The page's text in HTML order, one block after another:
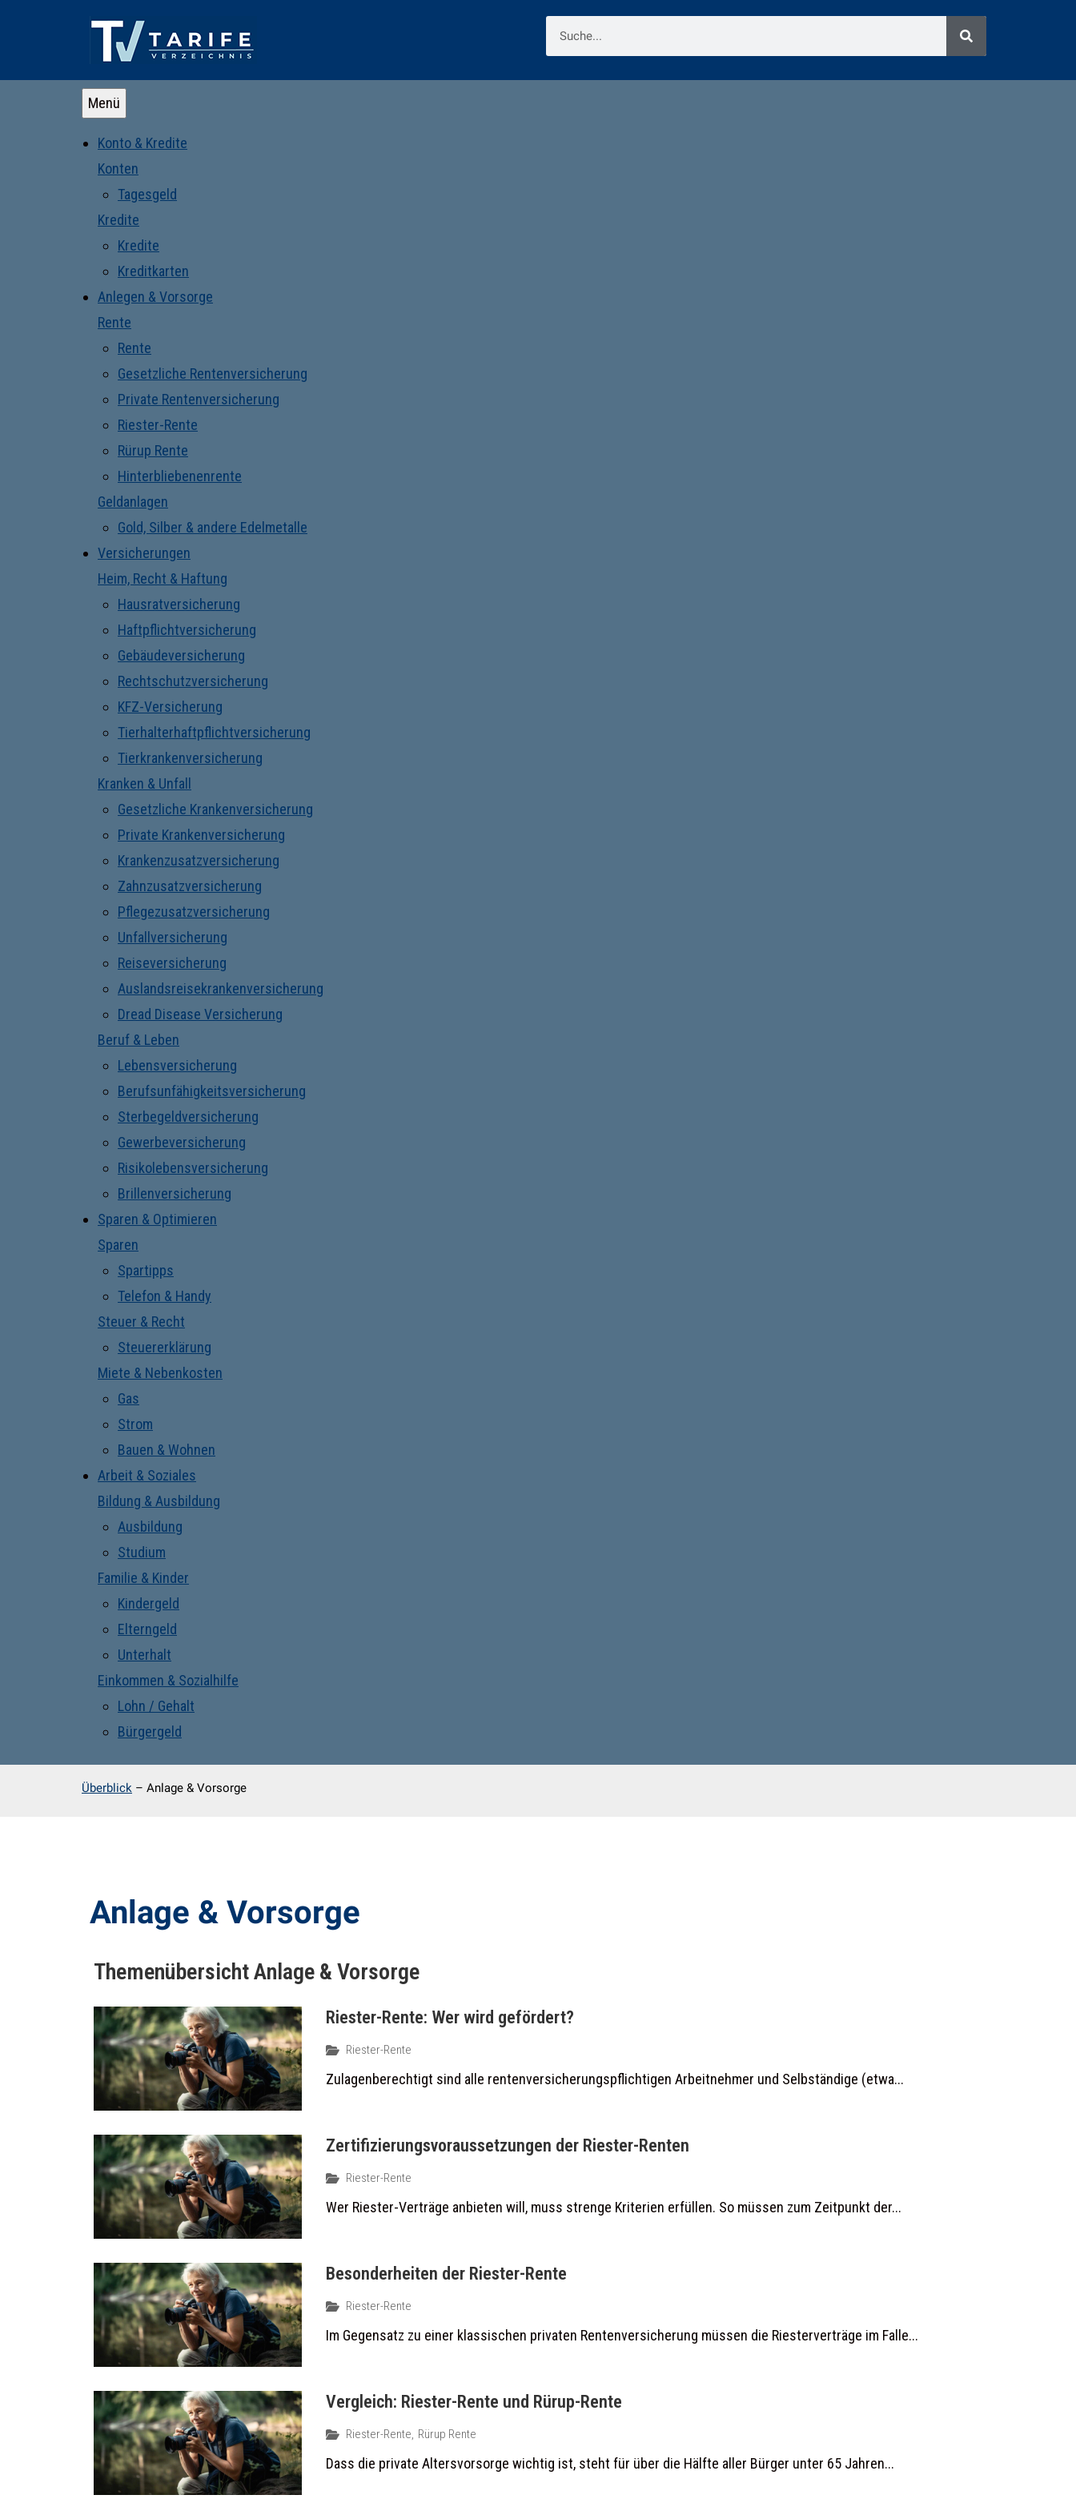
Menü
Konto & Kredite
Konten
Tagesgeld
Kredite
Kredite
Kreditkarten
Anlegen & Vorsorge
Rente
Rente
Gesetzliche Rentenversicherung
Private Rentenversicherung
Riester-Rente
Rürup Rente
Hinterbliebenenrente
Geldanlagen
Gold, Silber & andere Edelmetalle
Versicherungen
Heim, Recht & Haftung
Hausratversicherung
Haftpflichtversicherung
Gebäudeversicherung
Rechtschutzversicherung
KFZ-Versicherung
Tierhalterhaftpflichtversicherung
Tierkrankenversicherung
Kranken & Unfall
Gesetzliche Krankenversicherung
Private Krankenversicherung
Krankenzusatzversicherung
Zahnzusatzversicherung
Pflegezusatzversicherung
Unfallversicherung
Reiseversicherung
Auslandsreisekrankenversicherung
Dread Disease Versicherung
Beruf & Leben
Lebensversicherung
Berufsunfähigkeitsversicherung
Sterbegeldversicherung
Gewerbeversicherung
Risikolebensversicherung
Brillenversicherung
Sparen & Optimieren
Sparen
Spartipps
Telefon & Handy
Steuer & Recht
Steuererklärung
Miete & Nebenkosten
Gas
Strom
Bauen & Wohnen
Arbeit & Soziales
Bildung & Ausbildung
Ausbildung
Studium
Familie & Kinder
Kindergeld
Elterngeld
Unterhalt
Einkommen & Sozialhilfe
Lohn / Gehalt
Bürgergeld
Überblick – Anlage & Vorsorge
Anlage & Vorsorge
ThemenübersichtAnlage & Vorsorge
Riester-Rente: Wer wird gefördert?
Riester-Rente
Zulagenberechtigt sind alle rentenversicherungspflichtigen Arbeitnehmer und Selbständige (etwa...
Zertifizierungsvoraussetzungen der Riester-Renten
Riester-Rente
Wer Riester-Verträge anbieten will, muss strenge Kriterien erfüllen. So müssen zum Zeitpunkt der...
Besonderheiten der Riester-Rente
Riester-Rente
Im Gegensatz zu einer klassischen privaten Rentenversicherung müssen die Riesterverträge im Falle...
Vergleich: Riester-Rente und Rürup-Rente
Riester-Rente, Rürup Rente
Dass die private Altersvorsorge wichtig ist, steht für über die Hälfte aller Bürger unter 65 Jahren...